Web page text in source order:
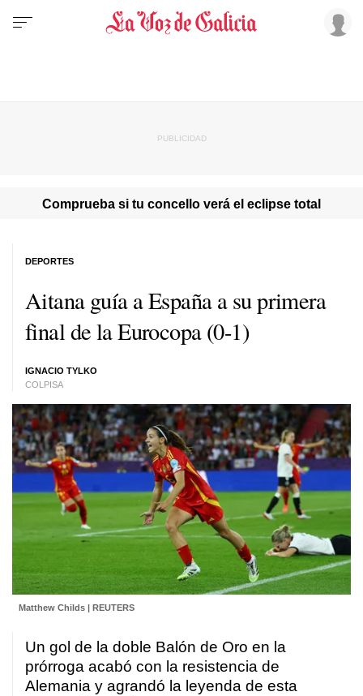
Comprueba si tu concello verá el eclipse total
Aitana guía a España a su primera
final de la Eurocopa (0-1)
IGNACIO TYLKO
COLPISA
DEPORTES
Matthew Childs | REUTERS
Un gol de la doble Balón de Oro en la
prórroga acabó con la resistencia de
Alemania y agrandó la leyenda de esta